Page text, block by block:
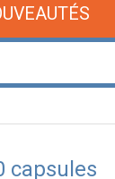
capsules